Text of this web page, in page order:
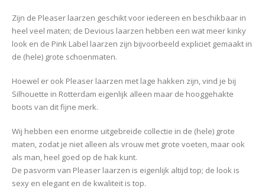
Zijn de Pleaser laarzen geschikt voor iedereen en beschikbaar in
heel veel maten; de Devious laarzen hebben een wat meer kinky
look en de Pink Label laarzen zijn bijvoorbeeld expliciet gemaakt in
de (hele) grote schoenmaten.
Hoewel er ook Pleaser laarzen met lage hakken zijn, vind je bij
Silhouette in Rotterdam eigenlijk alleen maar de hooggehakte
boots van dit fijne merk.
Wij hebben een enorme uitgebreide collectie in de (hele) grote
maten, zodat je niet alleen als vrouw met grote voeten, maar ook
als man, heel goed op de hak kunt.
De pasvorm van Pleaser laarzen is eigenlijk altijd top; de look is
sexy en elegant en de kwaliteit is top.